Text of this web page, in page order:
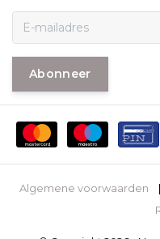
Abonneer
Algemene voorwaarden |